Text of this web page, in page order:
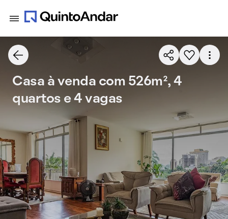
Casa à venda com 526m², 4
quartos e 4 vagas